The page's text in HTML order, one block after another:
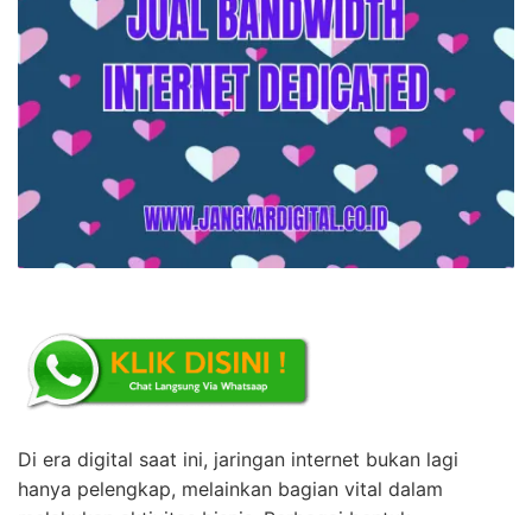
Di era digital saat ini, jaringan internet bukan lagi
hanya pelengkap, melainkan bagian vital dalam